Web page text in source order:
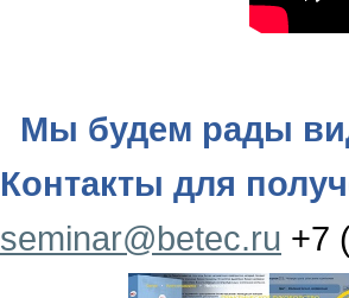
Мы будем рады
Контакты для
seminar@betec.ru +7